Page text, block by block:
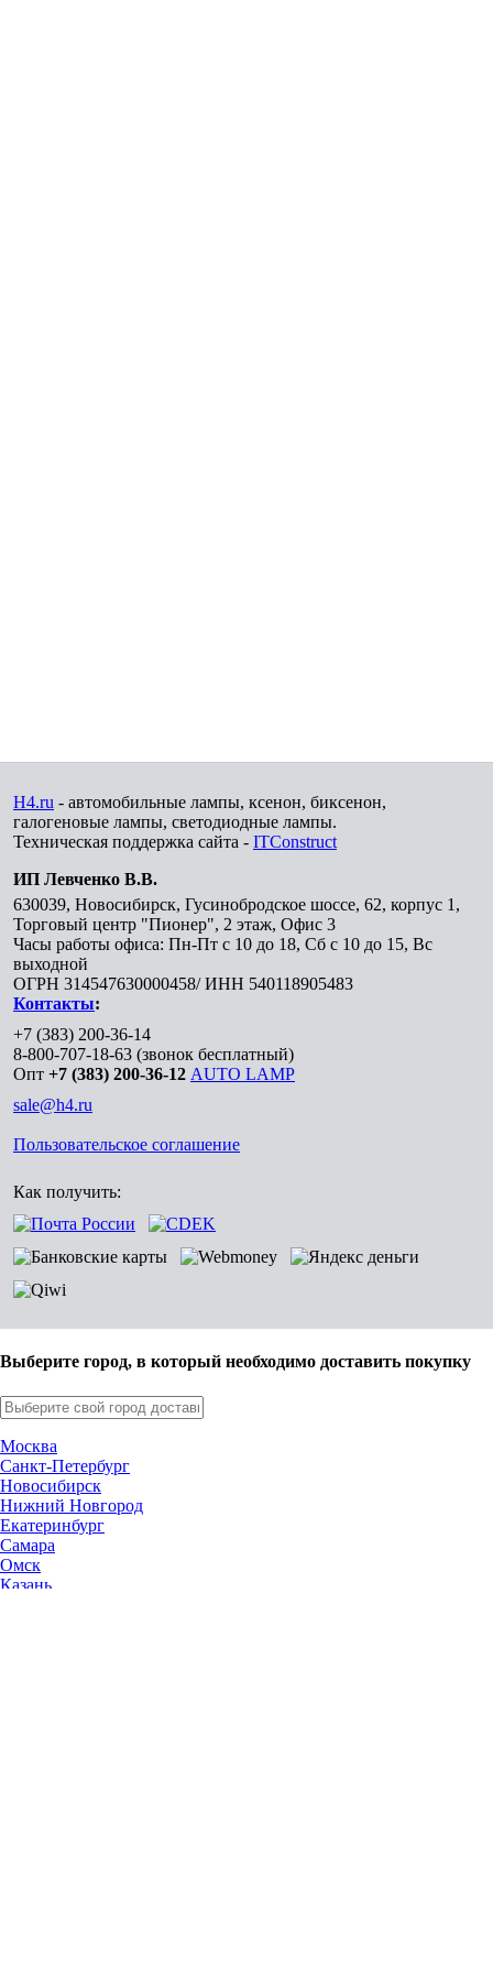
H4.ru - автомобильные лампы, ксенон, биксенон,
галогеновые лампы, светодиодные лампы.
Техническая поддержка сайта - ITConstruct
ИП Левченко В.В.
630039, Новосибирск, Гусинобродское шоссе, 62, корпус 1,
Торговый центр "Пионер", 2 этаж, Офис 3
Часы работы офиса: Пн-Пт с 10 до 18, Сб с 10 до 15, Вс
выходной
ОГРН 314547630000458/ ИНН 540118905483
Контакты:
+7 (383) 200-36-14
8-800-707-18-63 (звонок бесплатный)
Опт +7 (383) 200-36-12 AUTO LAMP
sale@h4.ru
Пользовательское соглашение
Как получить:
Выберите город, в который необходимо доставить покупку
Москва
Санкт-Петербург
Новосибирск
Нижний Новгород
Екатеринбург
Самара
Омск
Казань